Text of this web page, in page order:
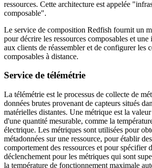
ressources. Cette architecture est appelée
composable".
Le service de composition Redfish fournit un
pour décrire les ressources composables et
aux clients de réassembler et de configurer les
composables à distance.
Service de télémétrie
La télémétrie est le processus de collecte de
données brutes provenant de capteurs situés
matérielles distantes. Une métrique est la
d'une quantité mesurable, comme la
électrique. Les métriques sont utilisées pour
métadonnées sur une ressource, pour établir
comportement des ressources et pour spécifier
déclenchement pour les métriques qui sont
la température de fonctionnement maximale